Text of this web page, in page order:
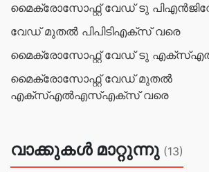
മൈക്രോസോഫ്റ്റ് വേഡ് ടു പി‌എൻ‌ജി
വേഡ് മുതൽ പിപിടിഎക്സ് വരെ
മൈക്രോസോഫ്റ്റ് വേഡ് ടു
മൈക്രോസോഫ്റ്റ് വേഡ് മുതൽ
എക്സ്എൽഎസ്എക്സ് വരെ
വാക്കുകള്‍ മാറ്റുന്നു (13)